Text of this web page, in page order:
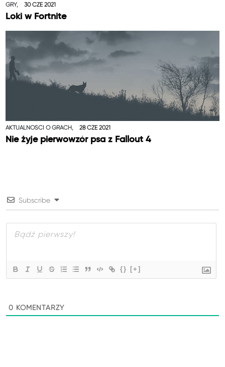
GRY, 30 CZE 2021
Loki w Fortnite
AKTUALNOŚCI O GRACH, 28 CZE 2021
Nie żyje pierwowzór psa z Fallout 4
Subscribe
{} [+]
0 KOMENTARZY